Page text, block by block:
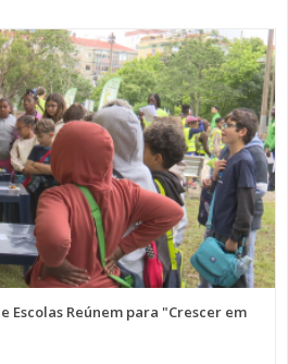
Escolas Reúnem para "Crescer em